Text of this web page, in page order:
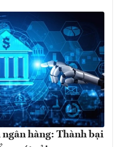
hàng: Thành bại